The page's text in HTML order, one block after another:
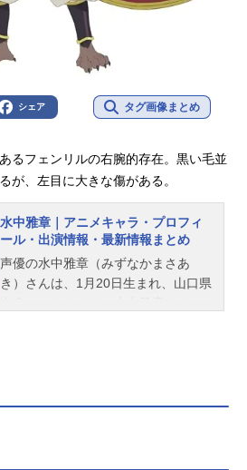
シェア タグ画像まとめ
るフェンリルの右腕的存在。黒い毛並
が、左目に大きな傷がある。
水中雅章｜アニメキャラ・プロフィ
ール・出演情報・最新情報まとめ
声優の水中雅章（みずなかまさあ
き）さんは、1月20日生まれ、山口県